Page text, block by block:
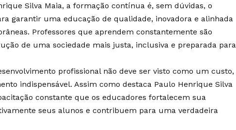
Silva Maia, a formação contínua é, sem dúvidas, o
garantir uma educação de qualidade, inovadora e alinhada
Professores que aprendem constantemente são
de uma sociedade mais justa, inclusiva e preparada para
profissional não deve ser visto como um custo,
indispensável. Assim como destaca Paulo Henrique Silva
constante que os educadores fortalecem sua
seus alunos e contribuem para uma verdadeira